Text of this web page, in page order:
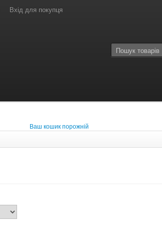
Вхід для покупця
Ваш кошик порожній